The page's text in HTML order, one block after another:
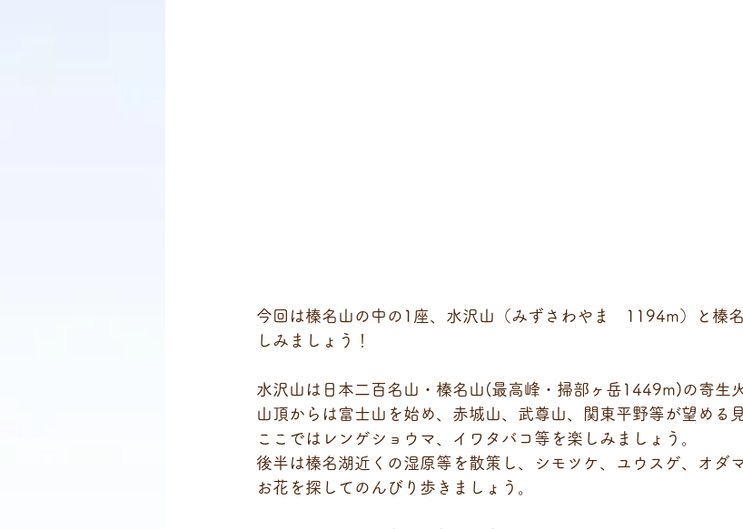
今回は榛名山の中の1座、水沢山（みずさわやま　1194m）と榛
しみましょう！
水沢山は日本二百名山・榛名山(最高峰・掃部ヶ岳1449m)の寄生
山頂からは富士山を始め、赤城山、武尊山、関東平野等が望める
ここではレンゲショウマ、イワタバコ等を楽しみましょう。
後半は榛名湖近くの湿原等を散策し、シモツケ、ユウスゲ、オダ
お花を探してのんびり歩きましょう。